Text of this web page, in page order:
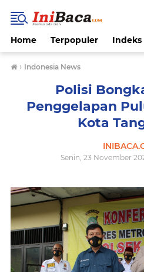
Home Terpopuler Indeks
› Indonesia News
Polisi
Penggelapan
Kota
Senin, 23 November